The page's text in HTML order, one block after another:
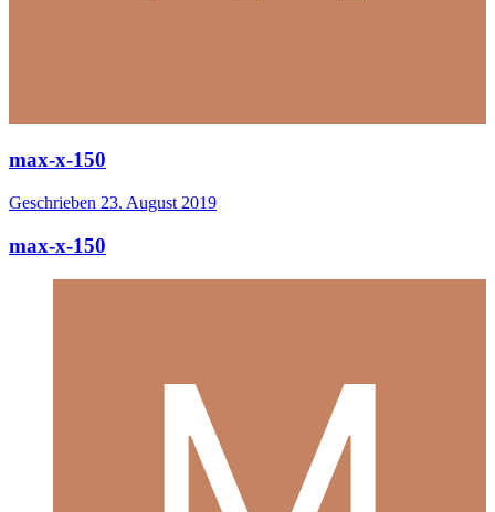
max-x-150
Geschrieben 23. August 2019
max-x-150